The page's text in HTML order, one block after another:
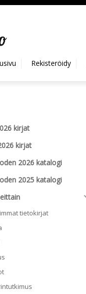
Rekisteröidy
kirjat
kirjat
2026 katalogi
2025 katalogi
tietokirjat